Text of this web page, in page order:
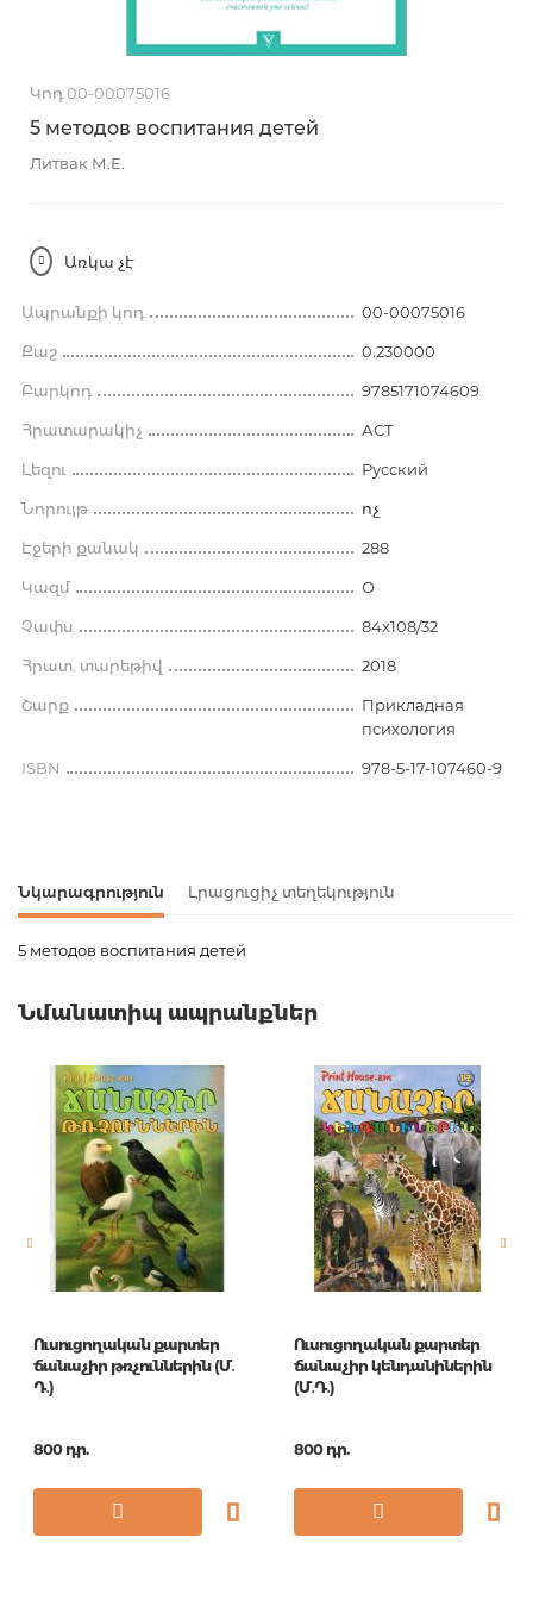
Կոդ 00-00075016
5 методов воспитания детей
Литвак М.Е.
Առկա չէ
Ապրանքի կոդ 00-00075016
Քաշ 0.230000
Բարկոդ 9785171074609
Հրատարակիչ АСТ
Լեզու Русский
Նորույթ ոչ
Էջերի քանակ 288
Կազմ О
Չափս 84x108/32
Հրատ. տարեթիվ 2018
Շարք
Прикладная
психология
ISBN 978-5-17-107460-9
Նկարագրություն Լրացուցիչ տեղեկություն
5 методов воспитания детей
Քաշ
Հրատարակիչ АСТ
Լեզու Русский
Նորույթ ոչ
Էջերի քանակ 288
Կազմ О
Հրատ. տարեթիվ 2018
Շարք
ISBN
Նմանատիպ ապրանքներ
Ուսուցողական քարտեր
ճանաչիր թռչուններին (Մ․
Դ․)
800 դր.
Ուսուցողական քարտեր
ճանաչիր կենդանիներին
(Մ․Դ․)
800 դր.